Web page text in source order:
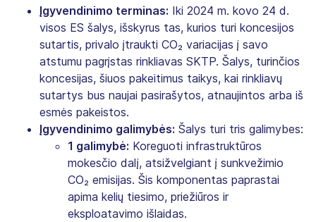
Įgyvendinimo terminas: Iki 2024 m. kovo 24 d.
visos ES šalys, išskyrus tas, kurios turi koncesijos
sutartis, privalo įtraukti CO₂ variacijas į savo
atstumu pagrįstas rinkliavas SKTP. Šalys, turinčios
koncesijas, šiuos pakeitimus taikys, kai rinkliavų
sutartys bus naujai pasirašytos, atnaujintos arba iš
esmės pakeistos.
Įgyvendinimo galimybės: Šalys turi tris galimybes:
1 galimybė: Koreguoti infrastruktūros
mokesčio dalį, atsižvelgiant į sunkvežimio
CO₂ emisijas. Šis komponentas paprastai
apima kelių tiesimo, priežiūros ir
eksploatavimo išlaidas.